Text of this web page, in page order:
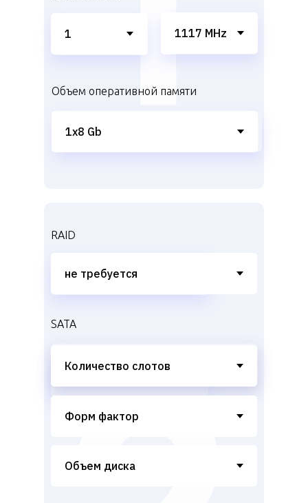
Объем оперативной памяти
SATA
RAID